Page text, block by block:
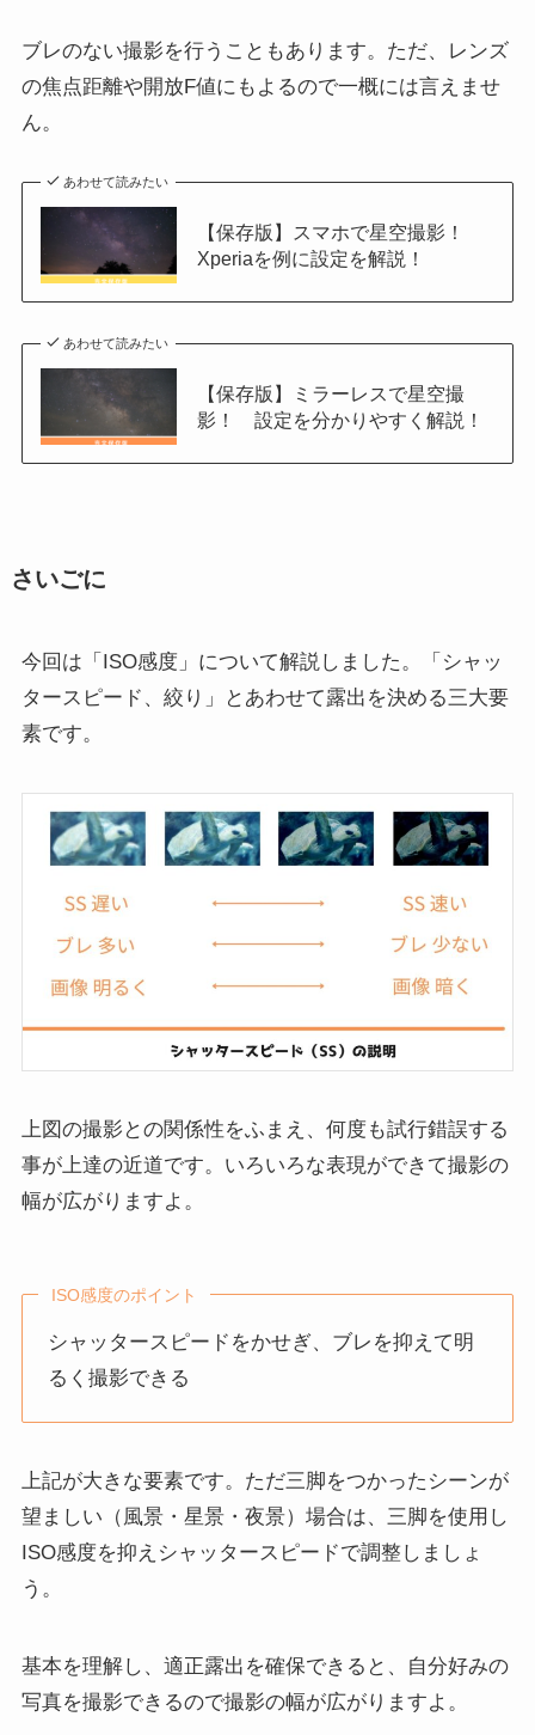
ブレのない撮影を行うこともあります。ただ、レンズ
の焦点距離や開放F値にもよるので一概には言えませ
ん。
あわせて読みたい
【保存版】スマホで星空撮影！
Xperiaを例に設定を解説！
あわせて読みたい
【保存版】ミラーレスで星空撮
影！ 設定を分かりやすく解説！
さいごに
今回は「ISO感度」について解説しました。「シャッ
タースピード、絞り」とあわせて露出を決める三大要
素です。
上図の撮影との関係性をふまえ、何度も試行錯誤する
事が上達の近道です。いろいろな表現ができて撮影の
幅が広がりますよ。
ISO感度のポイント
シャッタースピードをかせぎ、ブレを抑えて明
るく撮影できる
上記が大きな要素です。ただ三脚をつかったシーンが
望ましい（風景・星景・夜景）場合は、三脚を使用し
ISO感度を抑えシャッタースピードで調整しましょ
う。
基本を理解し、適正露出を確保できると、自分好みの
写真を撮影できるので撮影の幅が広がりますよ。